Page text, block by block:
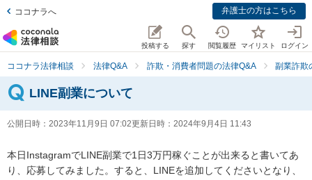
ココナラへ 弁護士の方はこちら
投稿する 探す 閲覧履歴 マイリスト ログイン
ココナラ法律相談 法律Q&A 詐欺・消費者問題の法律Q&A 副業詐欺
LINE副業について
公開日時： 2023年11月9日 07:02更新日時： 2024年9月4日 11:43
本日InstagramでLINE副業で1日3万円稼ぐことが出来ると書いてあ
り、応募してみました。すると、LINEを追加してくださいとなり、